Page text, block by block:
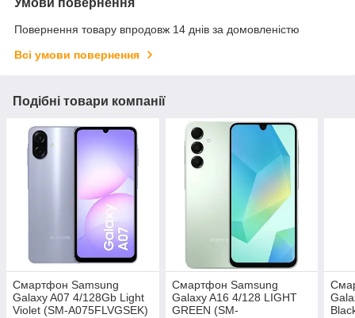
Умови повернення
Повернення товару впродовж 14 днів за домовленістю
Всі умови повернення
Подібні товари компанії
Смартфон Samsung
Galaxy A07 4/128Gb Light
Violet (SM-A075FLVGSEK)
Смартфон Samsung
Galaxy A16 4/128 LIGHT
GREEN (SM-